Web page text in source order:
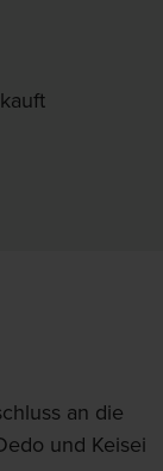
an die
und Keisei